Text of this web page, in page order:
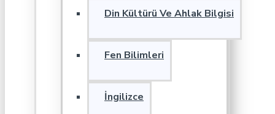
Din Kültürü Ve Ahlak Bilgisi
Fen Bilimleri
İngilizce